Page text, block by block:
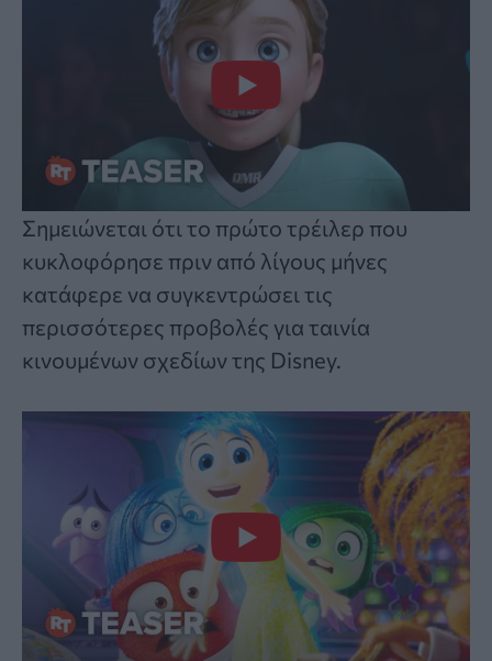
Σημειώνεται ότι το πρώτο τρέιλερ που
κυκλοφόρησε πριν από λίγους μήνες
κατάφερε να συγκεντρώσει τις
περισσότερες προβολές για ταινία
κινουμένων σχεδίων της Disney.